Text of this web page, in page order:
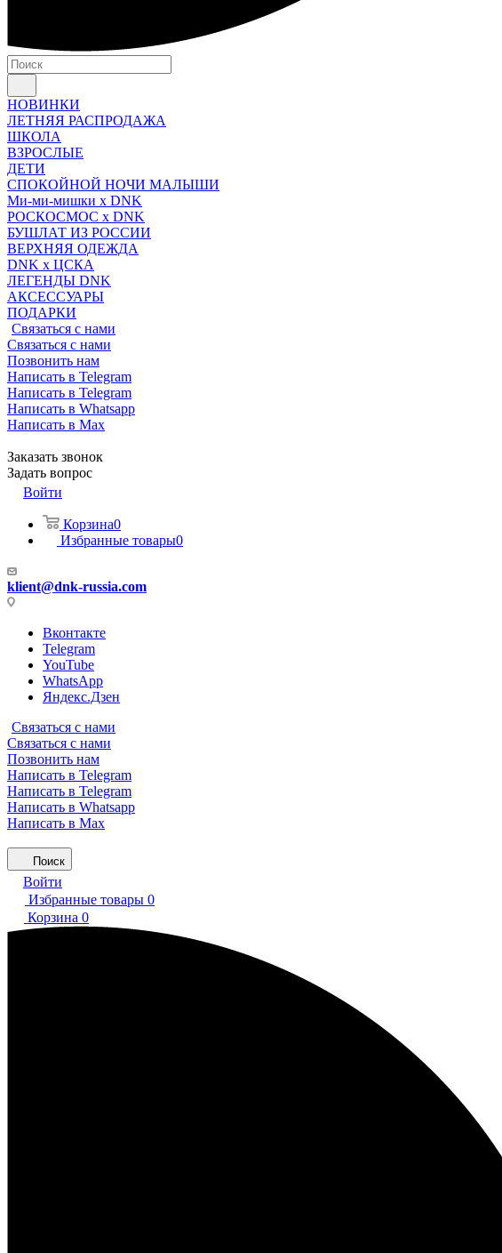
НОВИНКИ
ЛЕТНЯЯ РАСПРОДАЖА
ШКОЛА
ВЗРОСЛЫЕ
ДЕТИ
СПОКОЙНОЙ НОЧИ МАЛЫШИ
Ми-ми-мишки x DNK
РОСКОСМОС x DNK
БУШЛАТ ИЗ РОССИИ
ВЕРХНЯЯ ОДЕЖДА
DNK x ЦСКА
ЛЕГЕНДЫ DNK
АКСЕССУАРЫ
ПОДАРКИ
Связаться с нами
Связаться с нами
Позвонить нам
Написать в Telegram
Написать в Telegram
Написать в Whatsapp
Написать в Max
Заказать звонок
Задать вопрос
Войти
Корзина0
Избранные товары0
klient@dnk-russia.com
Вконтакте
Telegram
YouTube
WhatsApp
Яндекс.Дзен
Связаться с нами
Связаться с нами
Позвонить нам
Написать в Telegram
Написать в Telegram
Написать в Whatsapp
Написать в Max
Поиск
Войти
Избранные товары 0
Корзина 0